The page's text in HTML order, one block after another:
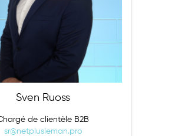
Sven Ruoss
de clientèle B2B
sr@netplusleman.pro